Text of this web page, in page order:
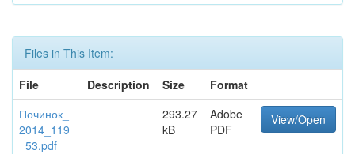
Files in This Item:
File
Description Size
Format
Починок_
2014_119
_53.pdf
293.27
kB
Adobe
PDF
View/Open